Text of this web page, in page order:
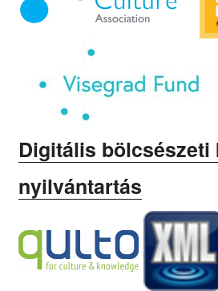
Digitális bölcsészeti
nyilvántartás